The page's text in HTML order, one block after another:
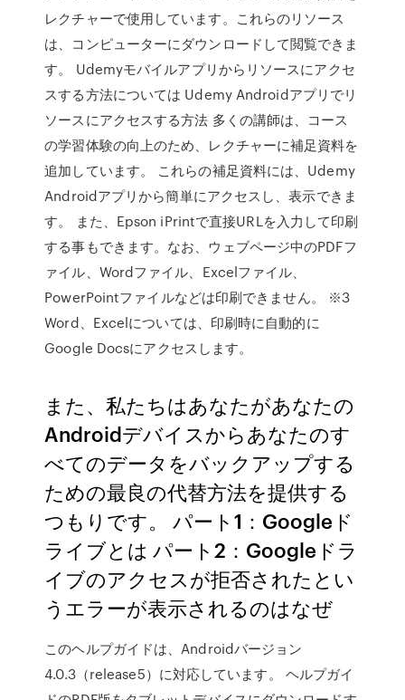
レクチャーで使用しています。これらのリソース
は、コンピューターにダウンロードして閲覧できま
す。 Udemyモバイルアプリからリソースにアクセ
スする方法については Udemy Androidアプリでリ
ソースにアクセスする方法 多くの講師は、コース
の学習体験の向上のため、レクチャーに補足資料を
追加しています。 これらの補足資料には、Udemy
Androidアプリから簡単にアクセスし、表示できま
す。 また、Epson iPrintで直接URLを入力して印刷
する事もできます。なお、ウェブページ中のPDFフ
ァイル、Wordファイル、Excelファイル、
PowerPointファイルなどは印刷できません。 ※3
Word、Excelについては、印刷時に自動的に
Google Docsにアクセスします。
また、私たちはあなたがあなたの
Androidデバイスからあなたのす
べてのデータをバックアップする
ための最良の代替方法を提供する
つもりです。 パート1：Googleド
ライブとは パート2：Googleドラ
イブのアクセスが拒否されたとい
うエラーが表示されるのはなぜ
このヘルプガイドは、Androidバージョン
4.0.3（release5）に対応しています。 ヘルプガイ